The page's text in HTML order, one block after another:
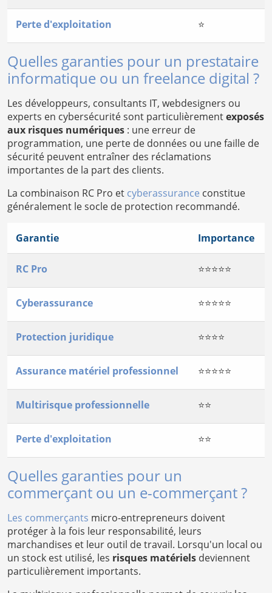
Perte d'exploitation ⭐
Quelles garanties pour un prestataire
informatique ou un freelance digital ?
Les développeurs, consultants IT, webdesigners ou
experts en cybersécurité sont particulièrementexposés
aux risques numériques : une erreur de
programmation, une perte de données ou une faille de
sécurité peuvent entraîner des réclamations
importantes de la part des clients.
La combinaison RC Pro et cyberassurance constitue
généralement le socle de protection recommandé.
Garantie Importance
RC Pro ⭐⭐⭐⭐⭐
Cyberassurance ⭐⭐⭐⭐⭐
Protection juridique ⭐⭐⭐⭐
Assurance matériel professionnel ⭐⭐⭐⭐⭐
Multirisque professionnelle ⭐⭐
Perte d'exploitation ⭐⭐
Quelles garanties pour un
commerçant ou un e-commerçant ?
Les commerçants micro-entrepreneurs doivent
protéger à la fois leur responsabilité, leurs
marchandises et leur outil de travail. Lorsqu'un local ou
un stock est utilisé, les risques matériels deviennent
particulièrement importants.